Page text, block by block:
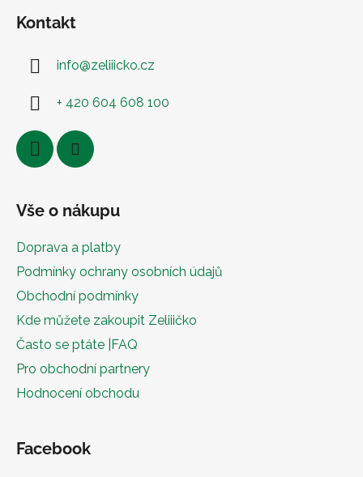
Kontakt
info@zeliiicko.cz
+ 420 604 608 100
Vše o nákupu
Doprava a platby
Podmínky ochrany osobních údajů
Obchodní podmínky
Kde můžete zakoupit Zeliiičko
Často se ptáte |FAQ
Pro obchodní partnery
Hodnocení obchodu
Facebook